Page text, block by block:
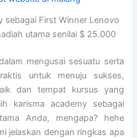
sebagai First Winner Lenovo
utama senilai $ 25.000
mengusai sesuatu serta
untuk menuju sukses,
dan tempat kursus yang
karisma academy sebagai
Anda, mengapa? hehe
jelaskan dengan ringkas apa